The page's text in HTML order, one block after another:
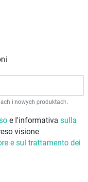
i nowych produktach.
e l'informativa sulla
visione
e sul trattamento dei